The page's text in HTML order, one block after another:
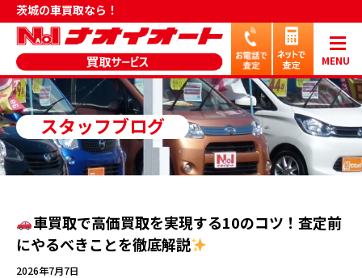
茨城の車買取なら！
MENU
スタッフブログ
車買取で高価買取を実現する10のコツ！査定前
にやるべきことを徹底解説
2026年7月7日